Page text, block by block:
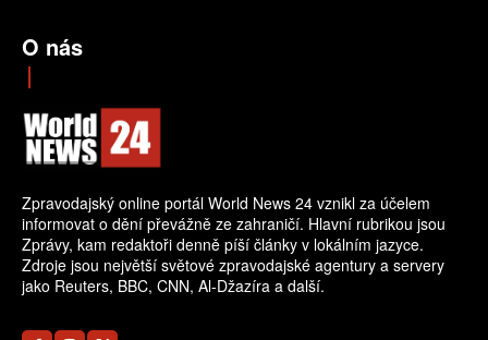
O nás
Zpravodajský online portál World News 24 vznikl za účelem
informovat o dění převážně ze zahraničí. Hlavní rubrikou jsou
Zprávy, kam redaktoři denně píší články v lokálním jazyce.
Zdroje jsou největší světové zpravodajské agentury a servery
jako Reuters, BBC, CNN, Al-Džazíra a další.